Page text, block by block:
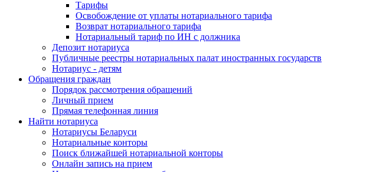
Тарифы
Освобождение от уплаты нотариального тарифа
Возврат нотариального тарифа
Нотариальный тариф по ИН с должника
Депозит нотариуса
Публичные реестры нотариальных палат иностранных государств
Нотариус - детям
Обращения граждан
Порядок рассмотрения обращений
Личный прием
Прямая телефонная линия
Найти нотариуса
Нотариусы Беларуси
Нотариальные конторы
Поиск ближайшей нотариальной конторы
Онлайн запись на прием